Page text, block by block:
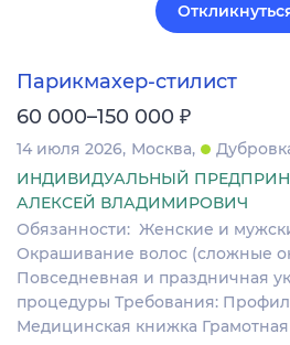
Парикмахер-стилист
60 000–150 000 ₽
14 июля 2026 Москва
ИНДИВИДУАЛЬНЫЙ
АЛЕКСЕЙ ВЛАДИМИРОВИЧ
Обязанности: Женские и
Окрашивание волос (сложные
Повседневная и праздничная
процедуры Требования:
Медицинская книжка